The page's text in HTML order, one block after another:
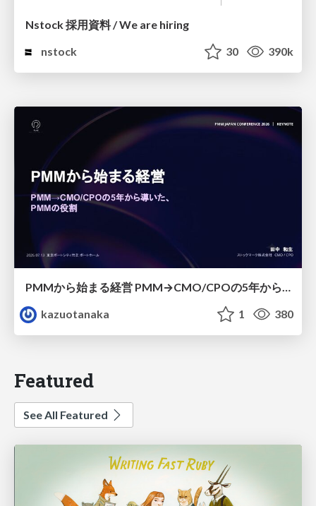
Nstock 採用資料 / We are hiring
nstock
30 390k
PMMから始まる経営 PMM→CMO/CPOの5年から導いた、 PMMの役割
kazuotanaka
1 380
Featured
See All Featured